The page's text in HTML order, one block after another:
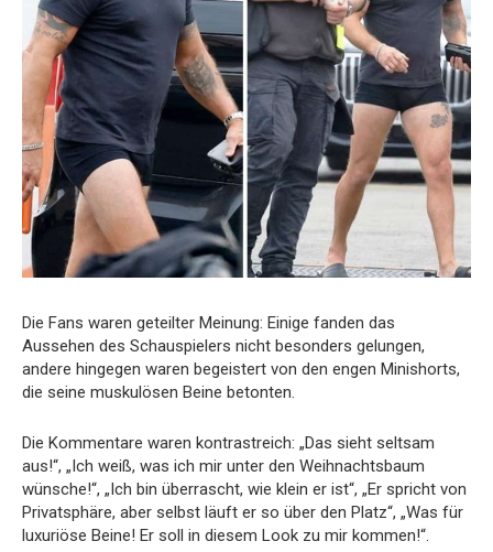
Die Fans waren geteilter Meinung: Einige fanden das
Aussehen des Schauspielers nicht besonders gelungen,
andere hingegen waren begeistert von den engen Minishorts,
die seine muskulösen Beine betonten.
Die Kommentare waren kontrastreich: „Das sieht seltsam
aus!“, „Ich weiß, was ich mir unter den Weihnachtsbaum
wünsche!“, „Ich bin überrascht, wie klein er ist“, „Er spricht von
Privatsphäre, aber selbst läuft er so über den Platz“, „Was für
luxuriöse Beine! Er soll in diesem Look zu mir kommen!“.